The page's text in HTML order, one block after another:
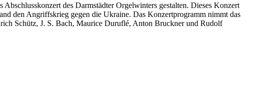
des Darmstädter Orgelwinters gestalten. Dieses Konzert
den Angriffskrieg gegen die Ukraine. Das Konzertprogramm nimmt das
Schütz, J. S. Bach, Maurice Duruflé, Anton Bruckner und Rudolf